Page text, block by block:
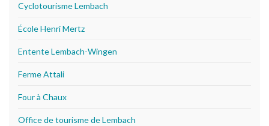
Cyclotourisme Lembach
École Henri Mertz
Entente Lembach-Wingen
Ferme Attali
Four à Chaux
Office de tourisme de Lembach